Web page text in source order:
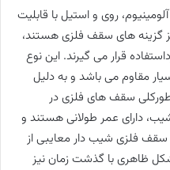
روی و استیل با قابلیت
گزینه های سقف فلزی هستند،
قرار می گیرند. این نوع
مقاوم می باشد و به دلیل
سقف های فلزی در
دارای عمر طولانی هستند و
سقف فلزی شیب دار معایبی از
ظاهری با گذشت زمان نیز